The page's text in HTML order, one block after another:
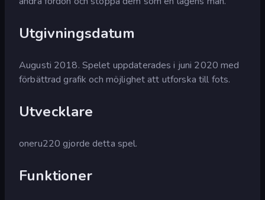
Utgivningsdatum
Augusti 2018. Spelet uppdaterades i juni 2020 med
förbättrad grafik och möjlighet att utforska till fots.
Utvecklare
oneru220 gjorde detta spel.
Funktioner